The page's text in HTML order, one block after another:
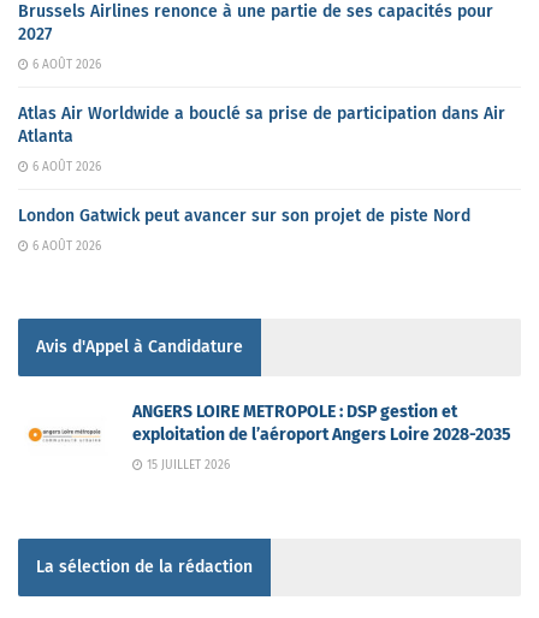
Brussels Airlines renonce à une partie de ses capacités pour
2027
6 AOÛT 2026
Atlas Air Worldwide a bouclé sa prise de participation dans Air
Atlanta
6 AOÛT 2026
London Gatwick peut avancer sur son projet de piste Nord
6 AOÛT 2026
Avis d'Appel à Candidature
ANGERS LOIRE METROPOLE : DSP gestion et
exploitation de l’aéroport Angers Loire 2028-2035
15 JUILLET 2026
La sélection de la rédaction